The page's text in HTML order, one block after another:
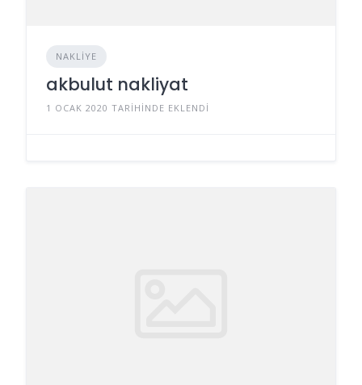
NAKLIYE
akbulut nakliyat
1 OCAK 2020 TARIHINDE EKLENDI